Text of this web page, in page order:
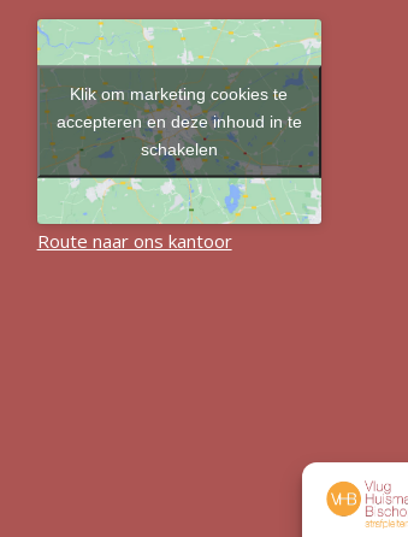
Klik om marketing cookies te
accepteren en deze inhoud in te
schakelen
Route naar ons kantoor